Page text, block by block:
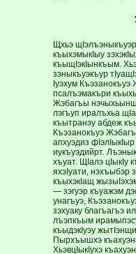
Щхьэ
къыхэмыкIыу
къыщIэкIынкъым.
зэныкъуэкъур
Iуэхум
псалъэмакъри
Жэбагъы
лэгъуп иралъхьа
къытранэу абдеж
Къэзанокъуэ
апхуэдиз фIэлIыкIыр
иукъуэдийрт.
хъуат. ЩIалэ цIыкIу
яхэIуати, нэхъыбэр
къыхэкIащ
— зэгуэр къуажэм
унагъуэ,
зэхуаку благъагъэ
лъэпкъым
къыдэкIуэу
Пырхъышхэ
ХьэвцIыкIухэ